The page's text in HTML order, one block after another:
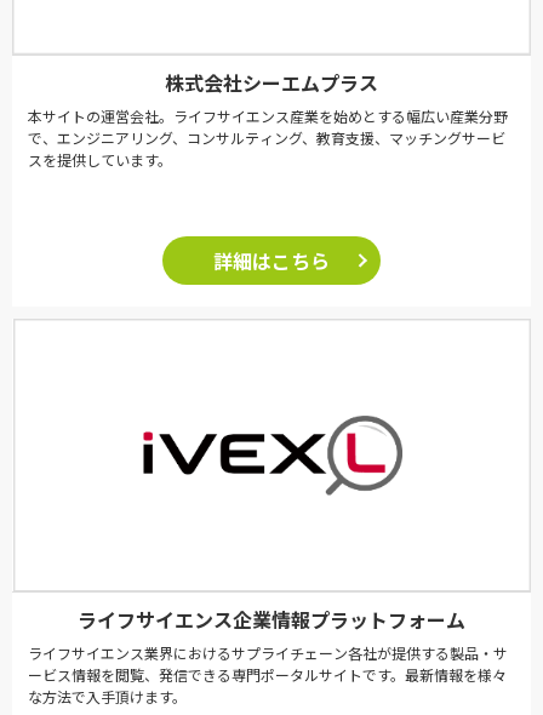
株式会社シーエムプラス
本サイトの運営会社。ライフサイエンス産業を始めとする幅広い産業分野
で、エンジニアリング、コンサルティング、教育支援、マッチングサービ
スを提供しています。
詳細はこちら
ライフサイエンス企業情報プラットフォーム
ライフサイエンス業界におけるサプライチェーン各社が提供する製品・サ
ービス情報を閲覧、発信できる専門ポータルサイトです。最新情報を様々
な方法で入手頂けます。